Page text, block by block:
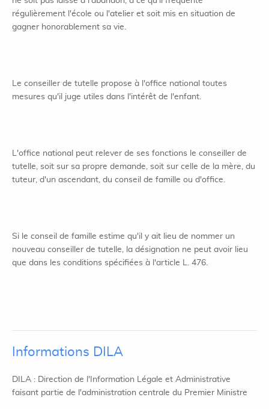
régulièrement l'école ou l'atelier et soit mis en situation de
gagner honorablement sa vie.
Le conseiller de tutelle propose à l'office national toutes
mesures qu'il juge utiles dans l'intérêt de l'enfant.
L'office national peut relever de ses fonctions le conseiller de
tutelle, soit sur sa propre demande, soit sur celle de la mère, du
tuteur, d'un ascendant, du conseil de famille ou d'office.
Si le conseil de famille estime qu'il y ait lieu de nommer un
nouveau conseiller de tutelle, la désignation ne peut avoir lieu
que dans les conditions spécifiées à l'article L. 476.
Informations DILA
DILA : Direction de l'Information Légale et Administrative
faisant partie de l'administration centrale du Premier Ministre